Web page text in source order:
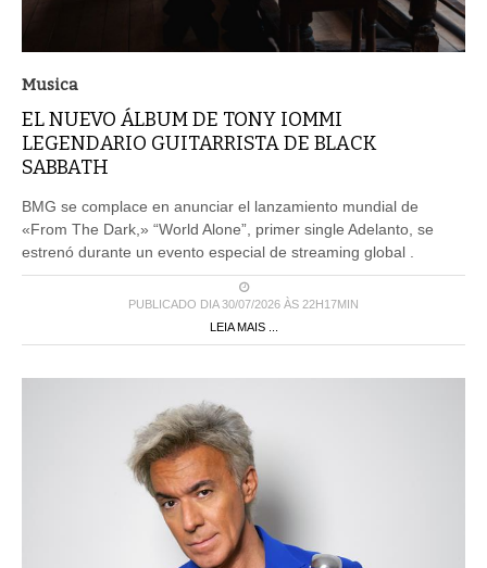
Musica
EL NUEVO ÁLBUM DE TONY IOMMI
LEGENDARIO GUITARRISTA DE BLACK
SABBATH
BMG se complace en anunciar el lanzamiento mundial de
«From The Dark,» “World Alone”, primer single Adelanto, se
estrenó durante un evento especial de streaming global .
PUBLICADO DIA 30/07/2026 ÀS 22H17MIN
LEIA MAIS ...